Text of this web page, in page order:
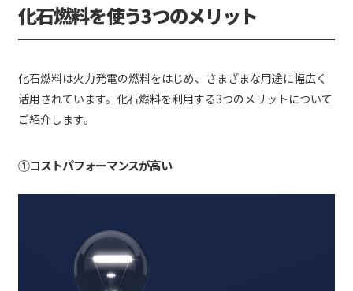
化石燃料を使う3つのメリット
化石燃料は火力発電の燃料をはじめ、さまざまな用途に幅広く
活用されています。化石燃料を利用する3つのメリットについて
ご紹介します。
①コストパフォーマンスが高い